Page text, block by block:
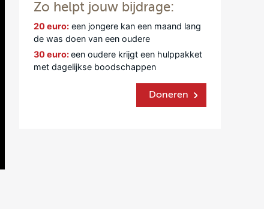
Zo helpt jouw bijdrage:
20 euro: een jongere kan een maand lang
de was doen van een oudere
30 euro:een oudere krijgt een hulppakket
met dagelijkse boodschappen
Doneren